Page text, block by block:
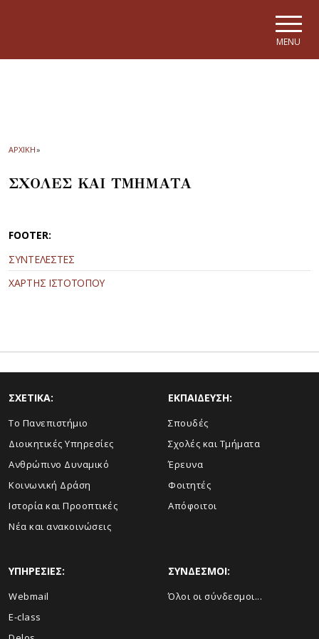
MENU
ΑΡΧΙΚΗ»
ΣΧΟΛΕΣ ΚΑΙ ΤΜΗΜΑΤΑ
FOOTER:
ΣΥΝΤΕΛΕΣΤΕΣ
ΧΑΡΤΗΣ ΙΣΤΟΤΟΠΟΥ
ΣΧΕΤΙΚΑ:
Το Πανεπιστήμιο
Διοικητικές Υπηρεσίες
Ανθρώπινο Δυναμικό
Κοινωνική Δράση
Ιστορία και Προοπτικές
Νέα και ανακοινώσεις
ΕΚΠΑΙΔΕΥΣΗ:
Σπουδές
Σχολές και Τμήματα
Έρευνα
Φοιτητές
Απόφοιτοι
ΥΠΗΡΕΣΙΕΣ:
Webmail
E-class
ΣΥΝΔΕΣΜΟΙ:
Όλοι οι σύνδεσμοι...